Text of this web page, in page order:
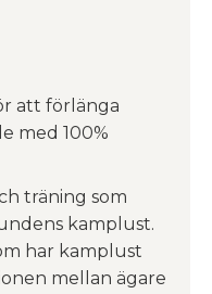
att förlänga
med 100%
träning som
kamplust.
har kamplust
mellan ägare